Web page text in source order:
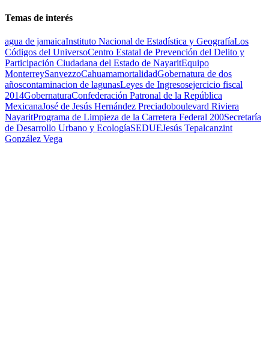
Temas de interés
agua de jamaicaInstituto Nacional de Estadística y GeografíaLos
Códigos del UniversoCentro Estatal de Prevención del Delito y
Participación Ciudadana del Estado de NayaritEquipo
MonterreySanvezzoCahuamamortalidadGobernatura de dos
añoscontaminacion de lagunasLeyes de Ingresosejercicio fiscal
2014GobernaturaConfederación Patronal de la República
MexicanaJosé de Jesús Hernández Preciadoboulevard Riviera
NayaritPrograma de Limpieza de la Carretera Federal 200Secretaría
de Desarrollo Urbano y EcologíaSEDUEJesús Tepalcanzint
González Vega